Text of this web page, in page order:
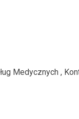
Medycznych ,